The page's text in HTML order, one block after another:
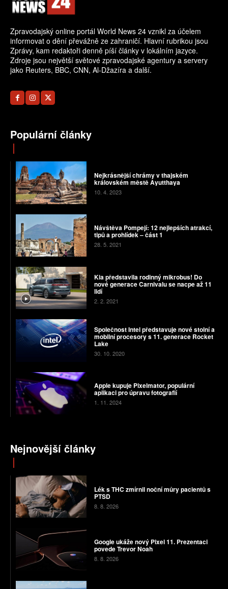
Zpravodajský online portál World News 24 vznikl za účelem
informovat o dění převážně ze zahraničí. Hlavní rubrikou jsou
Zprávy, kam redaktoři denně píší články v lokálním jazyce.
Zdroje jsou největší světové zpravodajské agentury a servery
jako Reuters, BBC, CNN, Al-Džazíra a další.
Populární články
Nejkrásnější chrámy v thajském
královském městě Ayutthaya
10. 4. 2023
Návštěva Pompejí: 12 nejlepších atrakcí,
tipů a prohlídek – část 1
28. 5. 2021
Kia představila rodinný mikrobus! Do
nové generace Carnivalu se nacpe až 11
lidí
2. 2. 2021
Společnost Intel představuje nové stolní a
mobilní procesory s 11. generace Rocket
Lake
30. 10. 2020
Apple kupuje Pixelmator, populární
aplikaci pro úpravu fotografií
1. 11. 2024
Nejnovější články
Lék s THC zmírnil noční můry pacientů s
PTSD
8. 8. 2026
Google ukáže nový Pixel 11. Prezentaci
povede Trevor Noah
8. 8. 2026